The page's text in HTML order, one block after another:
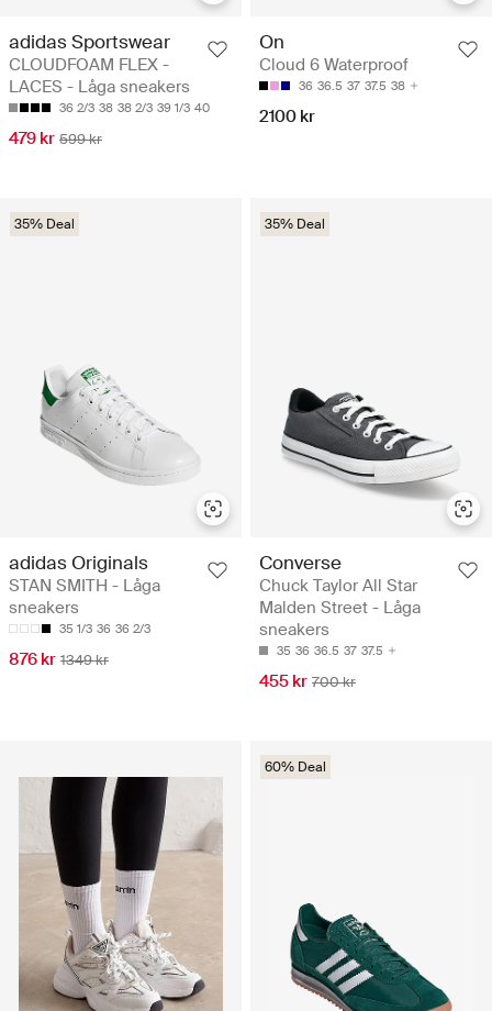
adidas Sportswear
CLOUDFOAM FLEX -
LACES - Låga sneakers
36 2/3 38 38 2/3 39 1/3 40
479 kr 599 kr
On
Cloud 6 Waterproof
36 36.5 37 37.5 38
2100 kr
35% Deal
adidas Originals
STAN SMITH - Låga
sneakers
35 1/3 36 36 2/3
876 kr 1349 kr
35% Deal
Converse
Chuck Taylor All Star
Malden Street - Låga
sneakers
35 36 36.5 37 37.5
455 kr 700 kr
60% Deal